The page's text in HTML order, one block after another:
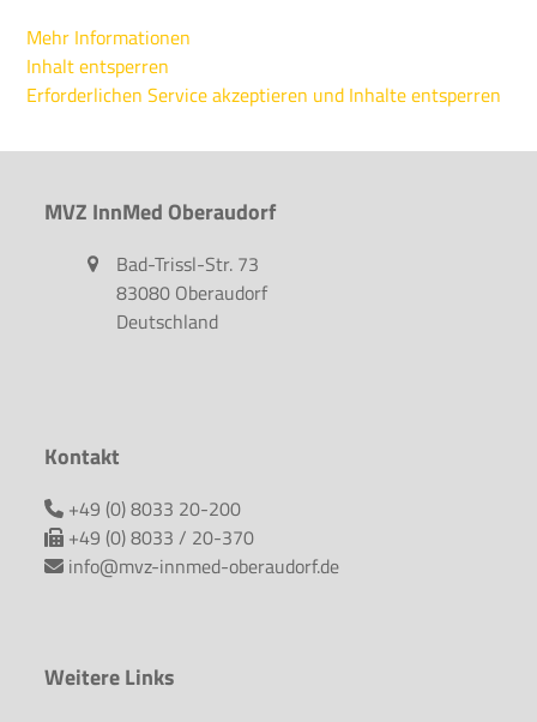
Mehr Informationen
Inhalt entsperren
Erforderlichen Service akzeptieren und Inhalte entsperren
MVZ InnMed Oberaudorf
Bad-Trissl-Str. 73
83080 Oberaudorf
Deutschland
Kontakt
+49 (0) 8033 20-200
+49 (0) 8033 / 20-370
info@mvz-innmed-oberaudorf.de
Weitere Links